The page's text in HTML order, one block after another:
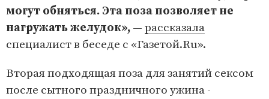
могут обняться. Эта поза позволяет не
нагружать желудок», — рассказала
специалист в беседе с «Газетой.Ru».
Вторая подходящая поза для занятий сексом
после сытного праздничного ужина -